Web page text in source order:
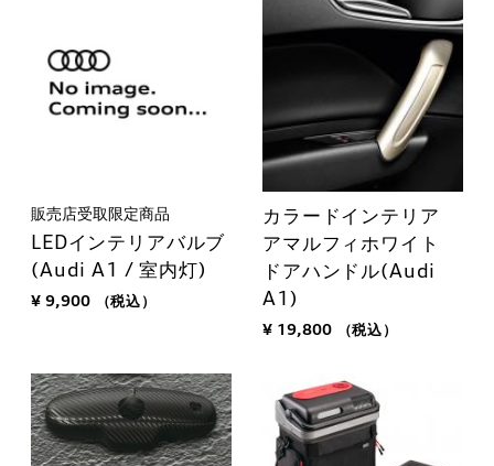
販売店受取限定商品
LEDインテリアバルブ
(Audi A1 / 室内灯)
¥ 9,900 （税込）
カラードインテリア
アマルフィホワイト
ドアハンドル(Audi
A1)
¥ 19,800 （税込）